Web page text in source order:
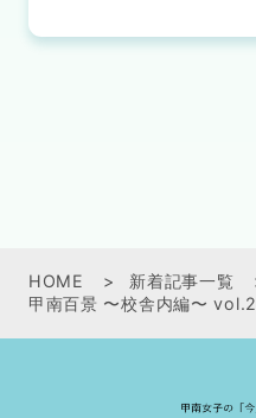
HOME
新着記事一覧
甲南百景 〜校舎内編〜 vol.2